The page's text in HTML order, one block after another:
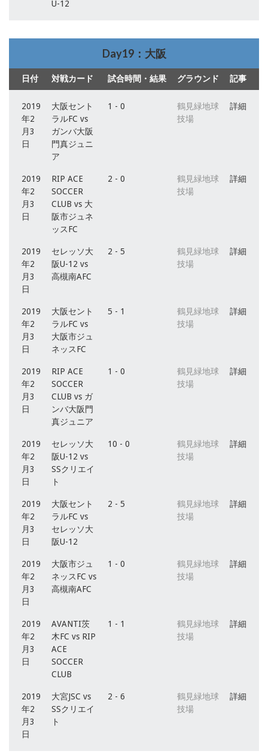
U-12
Day19：大阪
日付 対戦カード 試合時間・結果 グラウンド 記事
2019
年2
月3
日
大阪セント
ラルFC vs
ガンバ大阪
門真ジュニ
ア
1 - 0
鶴見緑地球
技場
詳細
2019
年2
月3
日
RIP ACE
SOCCER
CLUB vs 大
阪市ジュネ
ッスFC
2 - 0
鶴見緑地球
技場
詳細
2019
年2
月3
日
セレッソ大
阪U-12 vs
高槻南AFC
2 - 5
鶴見緑地球
技場
詳細
2019
年2
月3
日
大阪セント
ラルFC vs
大阪市ジュ
ネッスFC
5 - 1
鶴見緑地球
技場
詳細
2019
年2
月3
日
RIP ACE
SOCCER
CLUB vs ガ
ンバ大阪門
真ジュニア
1 - 0
鶴見緑地球
技場
詳細
2019
年2
月3
日
セレッソ大
阪U-12 vs
SSクリエイ
ト
10 - 0
鶴見緑地球
技場
詳細
2019
年2
月3
日
大阪セント
ラルFC vs
セレッソ大
阪U-12
2 - 5
鶴見緑地球
技場
詳細
2019
年2
月3
日
大阪市ジュ
ネッスFC vs
高槻南AFC
1 - 0
鶴見緑地球
技場
詳細
2019
年2
月3
日
AVANTI茨
木FC vs RIP
ACE
SOCCER
CLUB
1 - 1
鶴見緑地球
技場
詳細
2019
年2
月3
日
大宮JSC vs
SSクリエイ
ト
2 - 6
鶴見緑地球
技場
詳細